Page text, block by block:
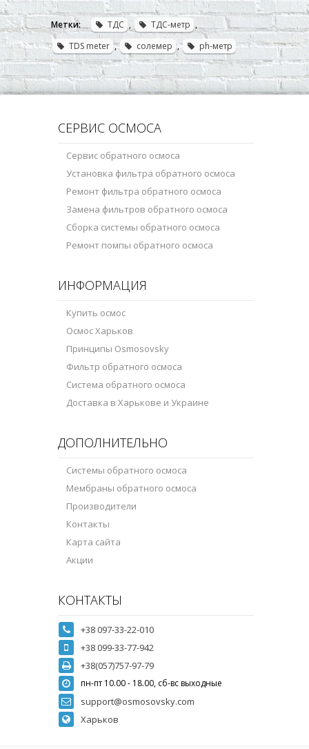
Метки: ТДС , ТДС-метр ,
TDS meter , солемер , ph-метр
СЕРВИС ОСМОСА
Сервис обратного осмоса
Установка фильтра обратного осмоса
Ремонт фильтра обратного осмоса
Замена фильтров обратного осмоса
Сборка системы обратного осмоса
Ремонт помпы обратного осмоса
ИНФОРМАЦИЯ
Купить осмос
Осмос Харьков
Принципы Osmosovsky
Фильтр обратного осмоса
Система обратного осмоса
Доставка в Харькове и Украине
ДОПОЛНИТЕЛЬНО
Системы обратного осмоса
Мембраны обратного осмоса
Производители
Контакты
Карта сайта
Акции
КОНТАКТЫ
+38 097-33-22-010
+38 099-33-77-942
+38(057)757-97-79
пн-пт 10.00 - 18.00, сб-вс выходные
support@osmosovsky.com
Харьков